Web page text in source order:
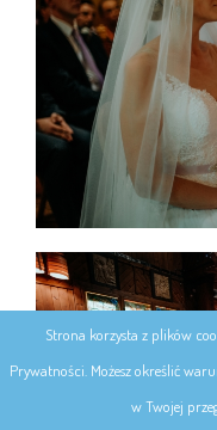
Strona korzysta z plików
Prywatności. Możesz określić
w Twojej